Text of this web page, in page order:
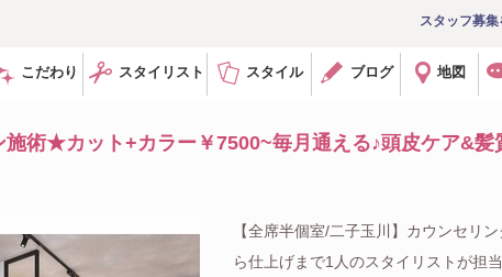
スタッフ募
こだわり スタイリスト スタイル ブログ 地図
術★カット+カラー￥7500~毎月通える♪頭皮ケア&髪
【全席半個室/二子玉川】カウンセリ
ら仕上げまで1人のスタイリストが担